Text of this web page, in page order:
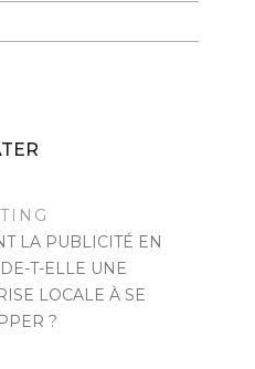
LA PUBLICITÉ EN
T-ELLE UNE
LOCALE À SE
?